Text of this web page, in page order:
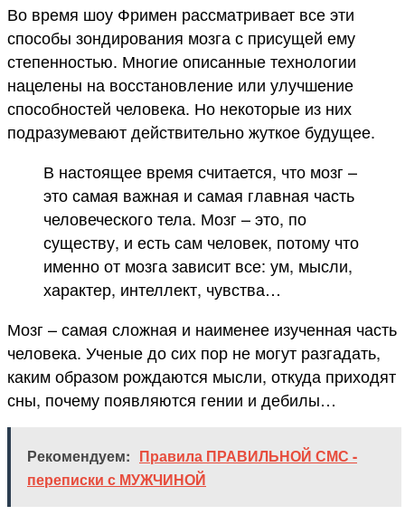
Во время шоу Фримен рассматривает все эти
способы зондирования мозга с присущей ему
степенностью. Многие описанные технологии
нацелены на восстановление или улучшение
способностей человека. Но некоторые из них
подразумевают действительно жуткое будущее.
В настоящее время считается, что мозг –
это самая важная и самая главная часть
человеческого тела. Мозг – это, по
существу, и есть сам человек, потому что
именно от мозга зависит все: ум, мысли,
характер, интеллект, чувства…
Мозг – самая сложная и наименее изученная часть
человека. Ученые до сих пор не могут разгадать,
каким образом рождаются мысли, откуда приходят
сны, почему появляются гении и дебилы…
Рекомендуем: Правила ПРАВИЛЬНОЙ СМС -
переписки с МУЖЧИНОЙ